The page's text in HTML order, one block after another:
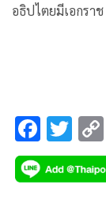
อธิปไตยมีเอกรา
F
ac
e
T
wi
tt